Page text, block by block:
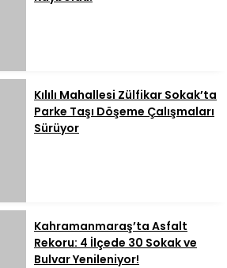
Kılılı Mahallesi Zülfikar Sokak’ta
Parke Taşı Döşeme Çalışmaları
Sürüyor
Kahramanmaraş’ta Asfalt
Rekoru: 4 İlçede 30 Sokak ve
Bulvar Yenileniyor!